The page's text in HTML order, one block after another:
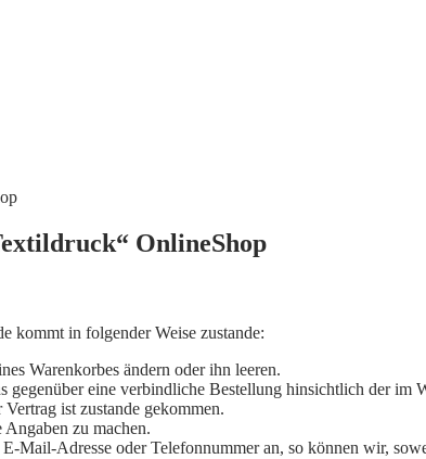
OnlineShop
kommt in folgender Weise zustande:
Warenkorbes ändern oder ihn leeren.
eine verbindliche Bestellung hinsichtlich der im
ist zustande gekommen.
zu machen.
Mail-Adresse oder Telefonnummer an, so können wir,